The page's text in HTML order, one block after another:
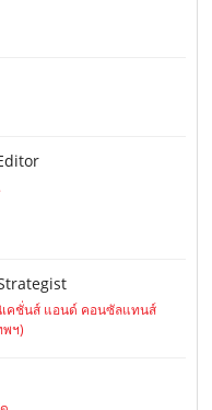
คชั่นส์ แอนด์ คอนซัลแทนส์
พฯ)